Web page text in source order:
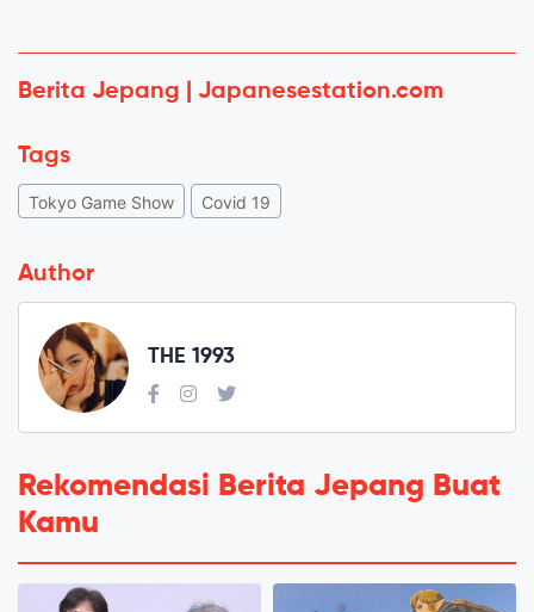
Berita Jepang | Japanesestation.com
Tags
Tokyo Game Show Covid 19
Author
THE 1993
Rekomendasi Berita Jepang Buat
Kamu